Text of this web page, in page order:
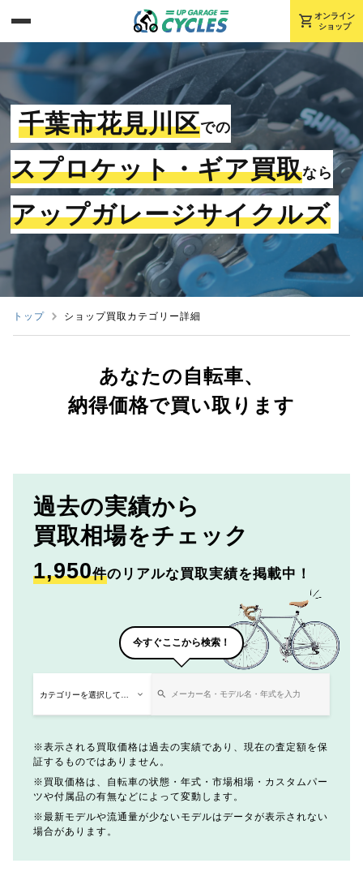
shopping_cart オンライン
ショップ
千葉市花見川区での
スプロケット・ギア買取なら
アップガレージサイクルズ
トップ ショップ買取カテゴリー詳細
あなたの自転車、
納得価格で買い取ります
過去の実績から
買取相場をチェック
1,950件のリアルな買取実績を掲載中！
今すぐここから検索！
表示される買取価格は過去の実績であり、現在の査定額を保
証するものではありません。
買取価格は、自転車の状態・年式・市場相場・カスタムパー
ツや付属品の有無などによって変動します。
最新モデルや流通量が少ないモデルはデータが表示されない
場合があります。